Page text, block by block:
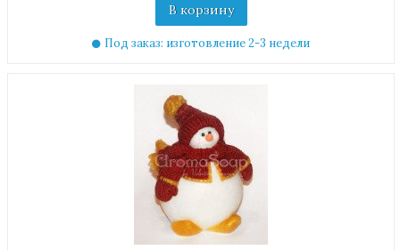
В корзину
Под заказ: изготовление 2-3 недели